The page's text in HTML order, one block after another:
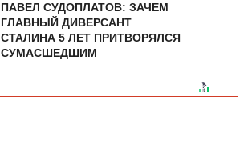
ПАВЕЛ СУДОПЛАТОВ: ЗАЧЕМ
ГЛАВНЫЙ ДИВЕРСАНТ
СТАЛИНА 5 ЛЕТ ПРИТВОРЯЛСЯ
СУМАСШЕДШИМ